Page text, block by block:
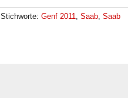
Stichworte: Genf 2011, Saab, Saab